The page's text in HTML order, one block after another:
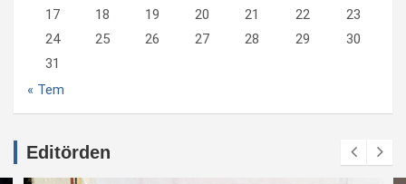
17
18 19 20 21 22
23
24
25 26 27 28 29
30
31
« Tem
Editörden